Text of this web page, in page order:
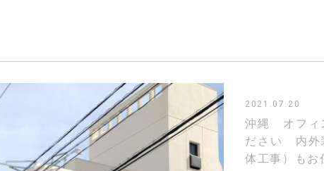
2021.07.20
沖縄 オフィ
ださい 内外
体工事）もお